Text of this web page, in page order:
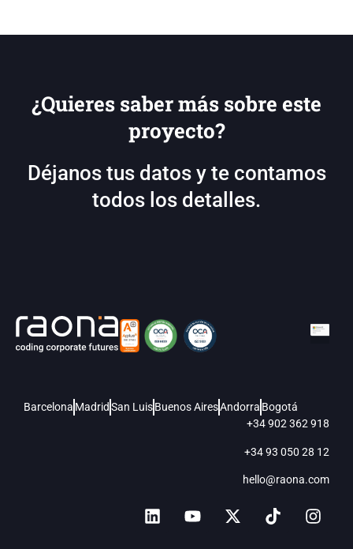
¿Quieres saber más sobre este
proyecto?
Déjanos tus datos y te contamos
todos los detalles.
Barcelona MadridSan LuisBuenos AiresAndorra Bogotá
+34 902 362 918
+34 93 050 28 12
hello@raona.com